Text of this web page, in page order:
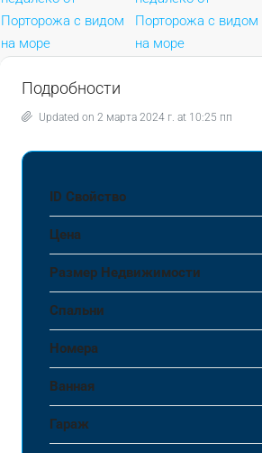
Подробности
Updated on 2 марта 2024 г. at 10:25 пп
ID Свойство
Цена
Размер Недвижимости
Спальни
Номера
Ванная
Гараж